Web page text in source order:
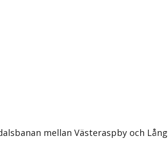
mellan Västeraspby och